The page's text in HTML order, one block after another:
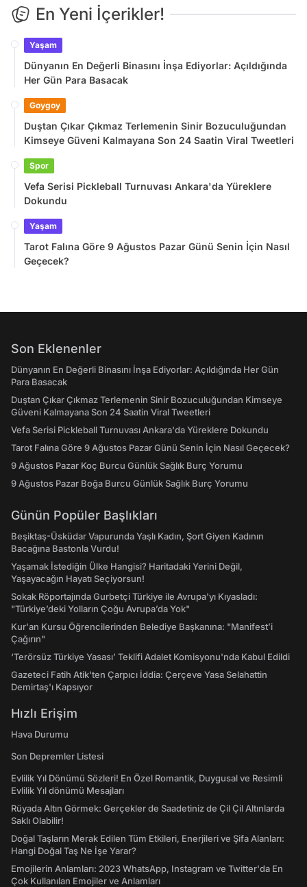
En Yeni İçerikler!
Yaşam
Dünyanın En Değerli Binasını İnşa Ediyorlar: Açıldığında
Her Gün Para Basacak
Goygoy
Duştan Çıkar Çıkmaz Terlemenin Sinir Bozuculuğundan
Kimseye Güveni Kalmayana Son 24 Saatin Viral Tweetleri
Spor
Vefa Serisi Pickleball Turnuvası Ankara'da Yüreklere
Dokundu
Yaşam
Tarot Falına Göre 9 Ağustos Pazar Günü Senin İçin Nasıl
Geçecek?
Son Eklenenler
Dünyanın En Değerli Binasını İnşa Ediyorlar: Açıldığında Her Gün
Para Basacak
Duştan Çıkar Çıkmaz Terlemenin Sinir Bozuculuğundan Kimseye
Güveni Kalmayana Son 24 Saatin Viral Tweetleri
Vefa Serisi Pickleball Turnuvası Ankara'da Yüreklere Dokundu
Tarot Falına Göre 9 Ağustos Pazar Günü Senin İçin Nasıl Geçecek?
9 Ağustos Pazar Koç Burcu Günlük Sağlık Burç Yorumu
9 Ağustos Pazar Boğa Burcu Günlük Sağlık Burç Yorumu
Günün Popüler Başlıkları
Beşiktaş-Üsküdar Vapurunda Yaşlı Kadın, Şort Giyen Kadının
Bacağına Bastonla Vurdu!
Yaşamak İstediğin Ülke Hangisi? Haritadaki Yerini Değil,
Yaşayacağın Hayatı Seçiyorsun!
Sokak Röportajında Gurbetçi Türkiye ile Avrupa'yı Kıyasladı:
"Türkiye’deki Yolların Çoğu Avrupa’da Yok"
Kur'an Kursu Öğrencilerinden Belediye Başkanına: "Manifest’i
Çağırın"
‘Terörsüz Türkiye Yasası’ Teklifi Adalet Komisyonu'nda Kabul Edildi
Gazeteci Fatih Atik'ten Çarpıcı İddia: Çerçeve Yasa Selahattin
Demirtaş'ı Kapsıyor
Hızlı Erişim
Hava Durumu
Son Depremler Listesi
Evlilik Yıl Dönümü Sözleri! En Özel Romantik, Duygusal ve Resimli
Evlilik Yıl dönümü Mesajları
Rüyada Altın Görmek: Gerçekler de Saadetiniz de Çil Çil Altınlarda
Saklı Olabilir!
Doğal Taşların Merak Edilen Tüm Etkileri, Enerjileri ve Şifa Alanları:
Hangi Doğal Taş Ne İşe Yarar?
Emojilerin Anlamları: 2023 WhatsApp, Instagram ve Twitter'da En
Çok Kullanılan Emojiler ve Anlamları